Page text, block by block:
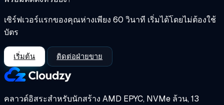
เซิร์ฟเวอร์แรกของคุณห่างเพียง 60 วินาที เริ่มได้โดยไม่ต้องใช้
บัตร
เริ่มต้น ติดต่อฝ่ายขาย
คลาวด์อิสระสำหรับนักสร้าง AMD EPYC, NVMe ล้วน, 13